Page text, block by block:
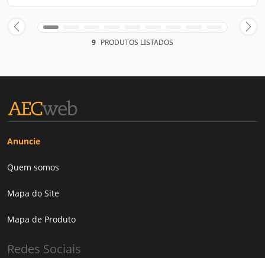
9 PRODUTOS LISTADOS
Anuncie
Quem somos
Mapa do Site
Mapa de Produto
Redes Sociais